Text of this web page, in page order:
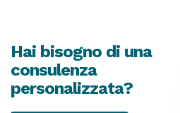
Hai bisogno di una
consulenza
personalizzata?